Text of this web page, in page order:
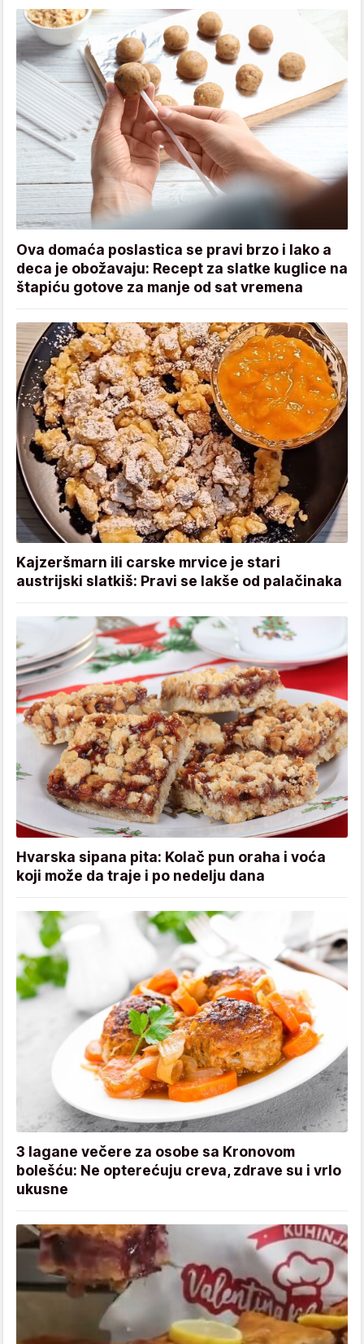
Ova domaća poslastica se pravi brzo i lako a
deca je obožavaju: Recept za slatke kuglice na
štapiću gotove za manje od sat vremena
Kajzeršmarn ili carske mrvice je stari
austrijski slatkiš: Pravi se lakše od palačinaka
Hvarska sipana pita: Kolač pun oraha i voća
koji može da traje i po nedelju dana
3 lagane večere za osobe sa Kronovom
bolešću: Ne opterećuju creva, zdrave su i vrlo
ukusne